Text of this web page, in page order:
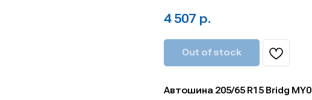
4 507 р.
Out of stock
Автошина 205/65 R15 Bridg